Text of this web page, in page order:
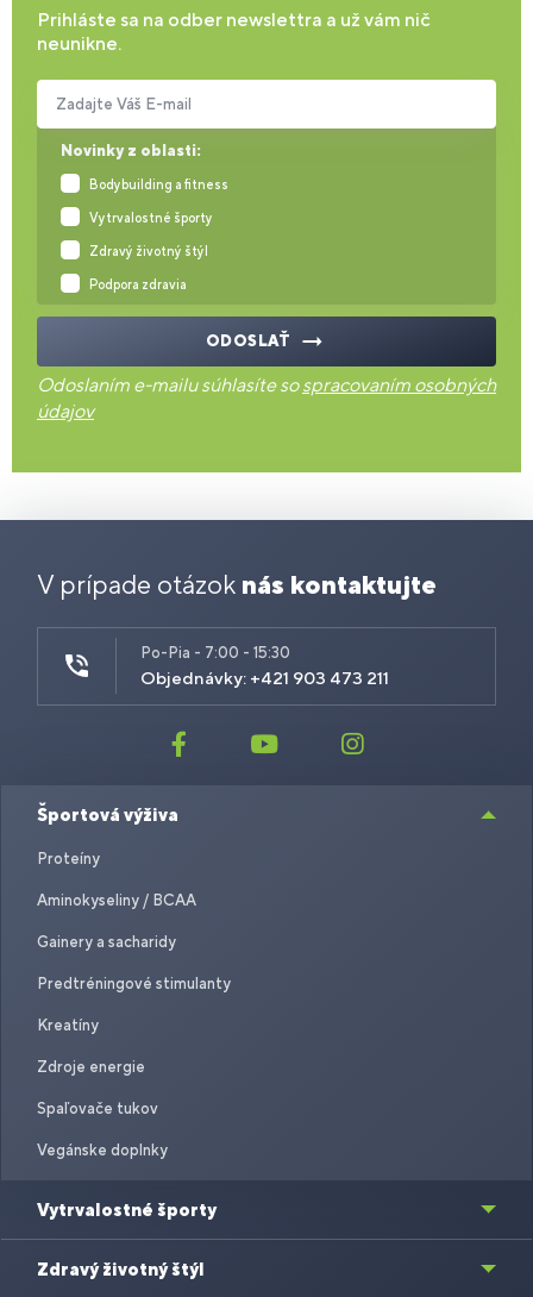
Prihláste sa na odber newslettra a už vám nič
neunikne.
Novinky z oblasti:
Bodybuilding a fitness
Vytrvalostné športy
Zdravý životný štýl
Podpora zdravia
Zadajte Váš E-mail
ODOSLAŤ
Odoslaním e-mailu súhlasíte sospracovaním osobných
údajov
V prípade otázok nás kontaktujte
Po-Pia - 7:00 - 15:30
Objednávky: +421 903 473 211
Športová výživa
Proteíny
Aminokyseliny / BCAA
Gainery a sacharidy
Predtréningové stimulanty
Kreatíny
Zdroje energie
Spaľovače tukov
Vegánske doplnky
Vytrvalostné športy
Zdravý životný štýl